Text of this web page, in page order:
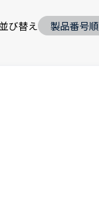
並び替え 製品番号順